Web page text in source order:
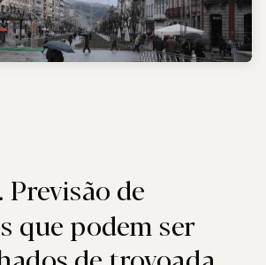
Previsão de
que podem ser